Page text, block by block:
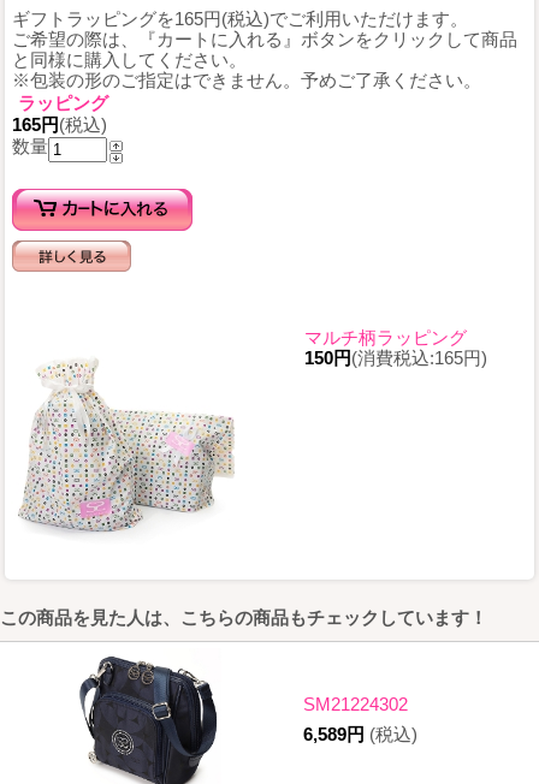
ギフトラッピングを165円(税込)でご利用いただけます。
ご希望の際は、『カートに入れる』ボタンをクリックして商品
と同様に購入してください。
※包装の形のご指定はできません。予めご了承ください。
ラッピング
165円(税込)
数量
マルチ柄ラッピング
150円(消費税込:165円)
この商品を見た人は、こちらの商品もチェックしています！
SM21224302
6,589円 (税込)